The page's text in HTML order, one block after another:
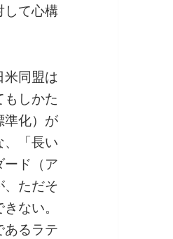
して心構
米同盟は
しかた
準化）が
、「長い
ード（ア
、ただそ
ない。
あるラテ